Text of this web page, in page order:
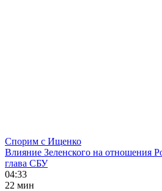
Спорим с Ищенко
Влияние Зеленского на отношения
глава СБУ
04:33
22 мин